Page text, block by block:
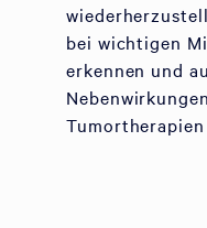
bei wichtigen
erkennen und